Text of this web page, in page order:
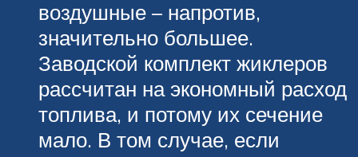
воздушные – напротив,
значительно большее.
Заводской комплект жиклеров
рассчитан на экономный расход
топлива, и потому их сечение
мало. В том случае, если